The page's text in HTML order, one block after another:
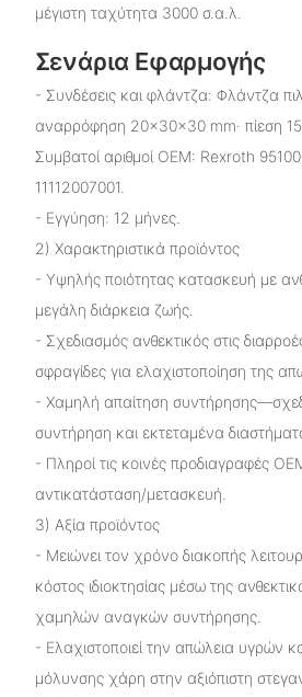
μέγιστη ταχύτητα 3000 σ.α.λ.
Σενάρια Εφαρμογής
- Συνδέσεις και φλάντζα: Φλάντζα
αναρρόφηση 20×30×30 mm· πίεση
Συμβατοί αριθμοί OEM: Rexroth
11112007001.
- Εγγύηση: 12 μήνες.
2) Χαρακτηριστικά προϊόντος
- Υψηλής ποιότητας κατασκευή με
μεγάλη διάρκεια ζωής.
- Σχεδιασμός ανθεκτικός στις
σφραγίδες για ελαχιστοποίηση της
- Χαμηλή απαίτηση
συντήρηση και εκτεταμένα
- Πληροί τις κοινές προδιαγραφές
αντικατάσταση/μετασκευή.
3) Αξία προϊόντος
- Μειώνει τον χρόνο διακοπής
κόστος ιδιοκτησίας μέσω της
χαμηλών αναγκών συντήρησης.
- Ελαχιστοποιεί την απώλεια υγρών
μόλυνσης χάρη στην αξιόπιστη